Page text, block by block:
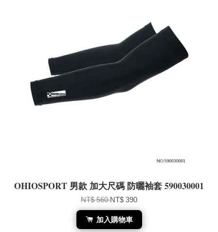
OHIOSPORT 男款 加大尺碼 防曬袖套 590030001
NT$ 560NT$ 390
加入購物車